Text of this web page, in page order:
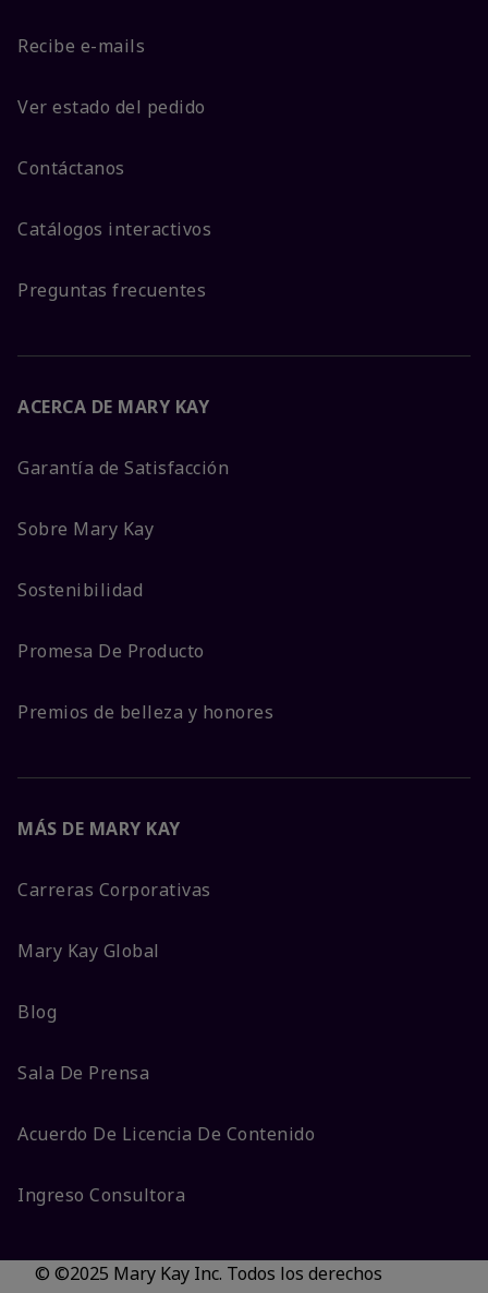
Recibe e-mails
Ver estado del pedido
Contáctanos
Catálogos interactivos
Preguntas frecuentes
ACERCA DE MARY KAY
Garantía de Satisfacción
Sobre Mary Kay
Sostenibilidad
Promesa De Producto
Premios de belleza y honores
MÁS DE MARY KAY
Carreras Corporativas
Mary Kay Global
Blog
Sala De Prensa
Acuerdo De Licencia De Contenido
Ingreso Consultora
© ©2025 Mary Kay Inc. Todos los derechos